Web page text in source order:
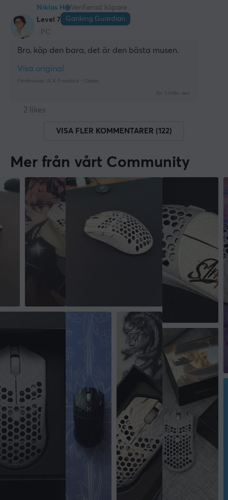
Niklas H
Verifierad köpare
Level 7
Ganking Guardian
PC
Bro, köp den bara, det är den bästa musen.
Visa original
Finalmouse ULX Frostlord - Classic
för 3 mån. sen
2 likes
VISA FLER KOMMENTARER (122)
Mer från vårt Community